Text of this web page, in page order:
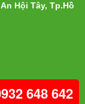
Hội Tây, Tp.Hồ
648 642